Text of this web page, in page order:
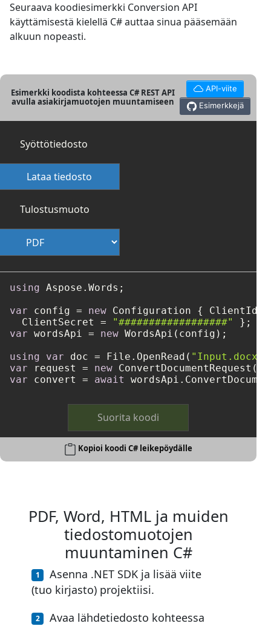
Seuraava koodiesimerkki Conversion API
käyttämisestä kielellä C# auttaa sinua pääsemään
alkuun nopeasti.
Esimerkki koodista kohteessa C# REST API
avulla asiakirjamuotojen muuntamiseen
API-viite
Esimerkkejä
Syöttötiedosto
Lataa tiedosto
Tulostusmuoto
using Aspose.Words;
var config = new Configuration { ClientId
  ClientSecret =
"##################"
var wordsApi = new WordsApi(config);
using
var doc = File.OpenRead( "Input.docx"
var request = new
var convert = await
Suorita koodi
Kopioi koodi C# leikepöydälle
PDF, Word, HTML ja muiden
tiedostomuotojen
muuntaminen C#
Asenna .NET SDK ja lisää viite
(tuo kirjasto) projektiisi.
Avaa lähdetiedosto kohteessa